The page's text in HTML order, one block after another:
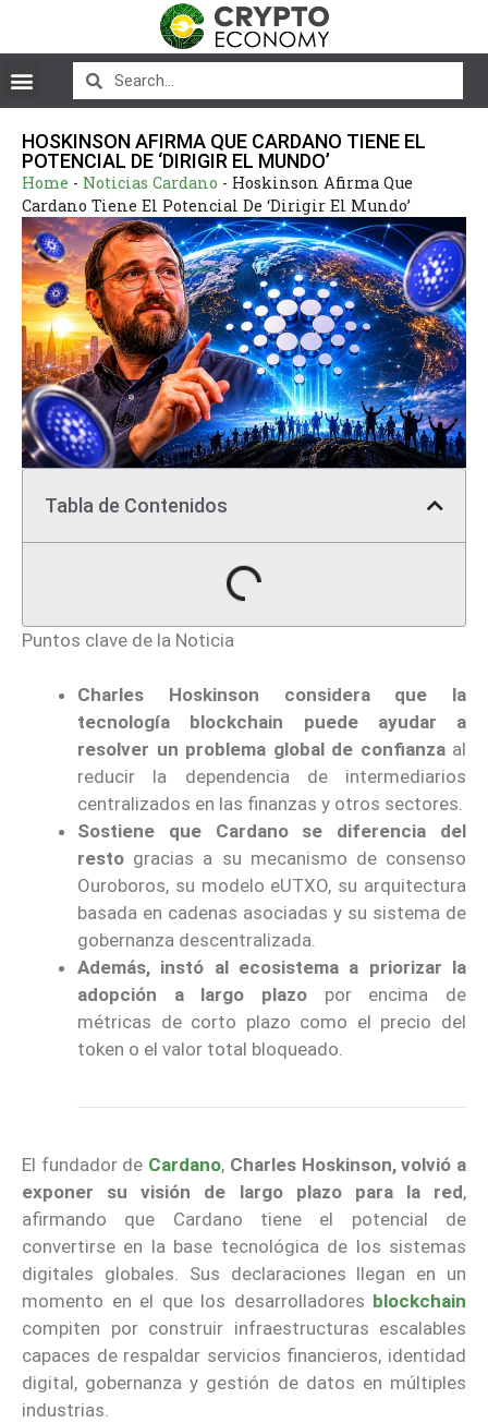
HOSKINSON AFIRMA QUE CARDANO TIENE EL
POTENCIAL DE ‘DIRIGIR EL MUNDO’
Home - Noticias Cardano - Hoskinson Afirma Que
Cardano Tiene El Potencial De ‘Dirigir El Mundo’
Tabla de Contenidos
Puntos clave de la Noticia
Charles Hoskinson considera que la
tecnología blockchain puede ayudar a
resolver un problema global de confianzaal
reducir la dependencia de intermediarios
centralizados en las finanzas y otros sectores.
Sostiene que Cardano se diferencia del
resto gracias a su mecanismo de consenso
Ouroboros, su modelo eUTXO, su arquitectura
basada en cadenas asociadas y su sistema de
gobernanza descentralizada.
Además, instó al ecosistema a priorizar la
adopción a largo plazo por encima de
métricas de corto plazo como el precio del
token o el valor total bloqueado.
El fundador de Cardano, Charles Hoskinson, volvió a
exponer su visión de largo plazo para la red,
afirmando que Cardano tiene el potencial de
convertirse en la base tecnológica de los sistemas
digitales globales. Sus declaraciones llegan en un
momento en el que los desarrolladores blockchain
compiten por construir infraestructuras escalables
capaces de respaldar servicios financieros, identidad
digital, gobernanza y gestión de datos en múltiples
industrias.